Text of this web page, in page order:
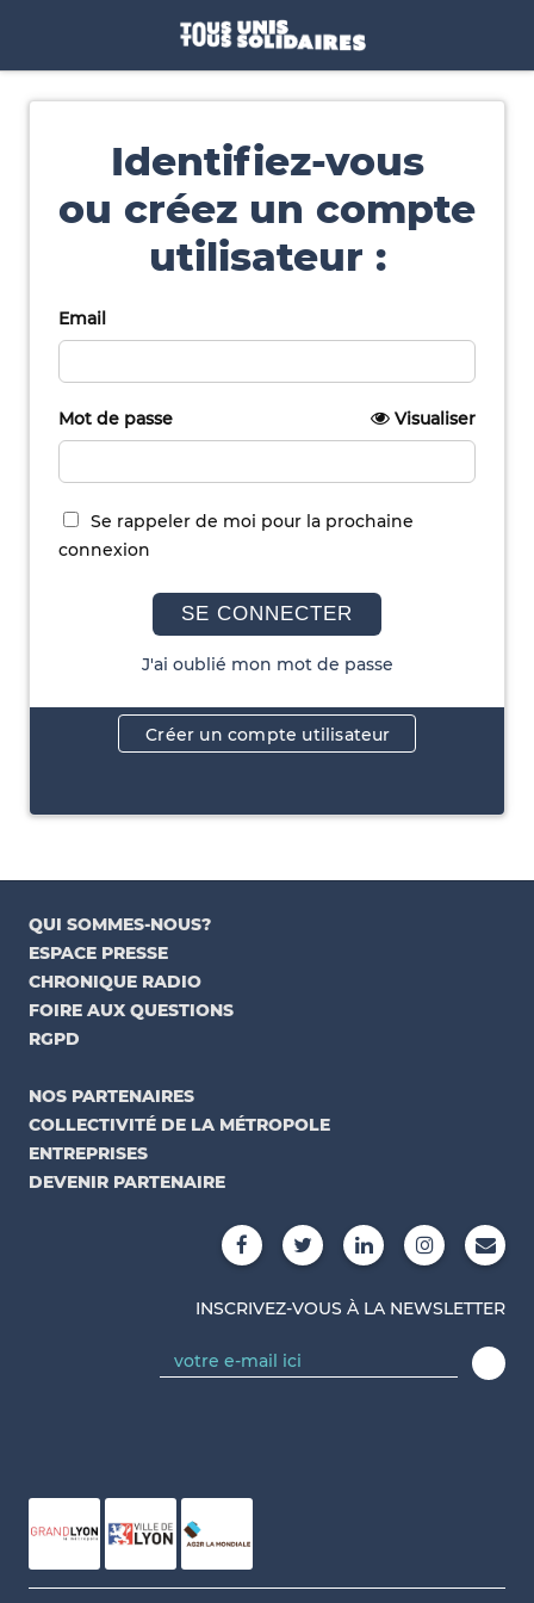
Identifiez-vous
ou créez un compte
utilisateur :
Email
Mot de passe Visualiser
Se rappeler de moi pour la prochaine
connexion
SE CONNECTER
J'ai oublié mon mot de passe
Créer un compte utilisateur
QUI SOMMES-NOUS?
ESPACE PRESSE
CHRONIQUE RADIO
FOIRE AUX QUESTIONS
RGPD
NOS PARTENAIRES
COLLECTIVITÉ DE LA MÉTROPOLE
ENTREPRISES
DEVENIR PARTENAIRE
INSCRIVEZ-VOUS À LA NEWSLETTER